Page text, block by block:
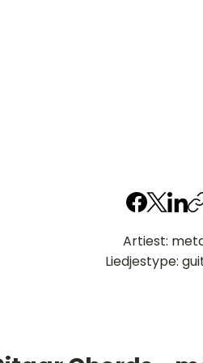
Artiest:
Liedjestype: